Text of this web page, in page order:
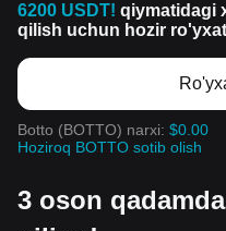
6200 USDT! qiymatidagi
qilish uchun hozir
Botto (BOTTO) narxi: $0.00
Hoziroq BOTTO sotib olish
3 oson